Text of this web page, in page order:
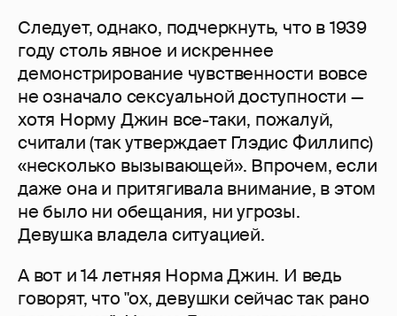
Следует, однако, подчеркнуть, что в 1939
году столь явное и искреннее
демонстрирование чувственности вовсе
не означало сексуальной доступности —
хотя Норму Джин все-таки, пожалуй,
считали (так утверждает Глэдис Филлипс)
«несколько вызывающей». Впрочем, если
даже она и притягивала внимание, в этом
не было ни обещания, ни угрозы.
Девушка владела ситуацией.
А вот и 14 летняя Норма Джин. И ведь
говорят, что "ох, девушки сейчас так рано